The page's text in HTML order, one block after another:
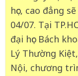
học, cao đẳng
04/07. Tại
đại học Bách
Lý Thường
Nội, chương